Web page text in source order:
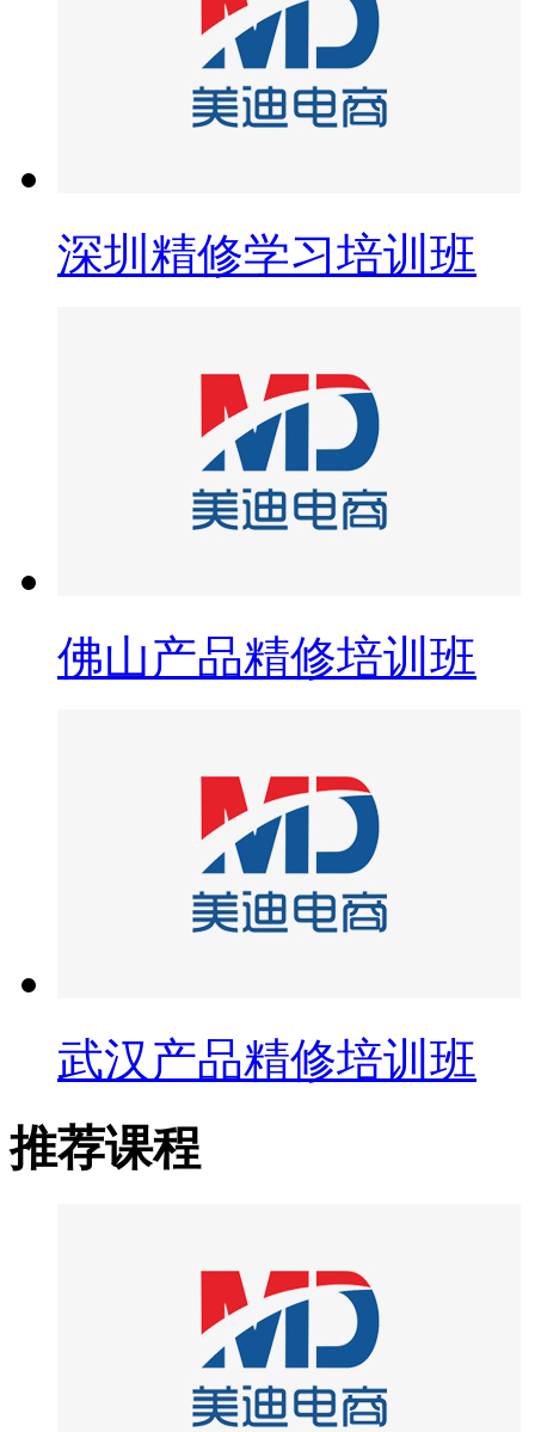
深圳精修学习培训班
佛山产品精修培训班
武汉产品精修培训班
推荐课程